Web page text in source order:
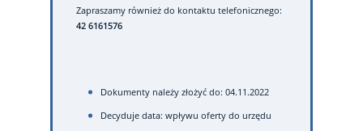
Zapraszamy również do kontaktu telefonicznego:
42 6161576
Dokumenty należy złożyć do: 04.11.2022
Decyduje data: wpływu oferty do urzędu